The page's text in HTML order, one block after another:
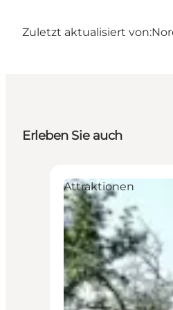
Zuletzt aktualisiert von:
Erleben Sie auch
Attraktionen